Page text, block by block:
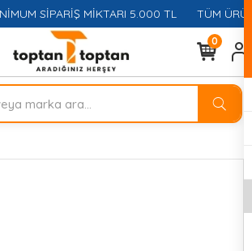
SİPARİŞ MİKTARI 5.000 TL TÜM
0